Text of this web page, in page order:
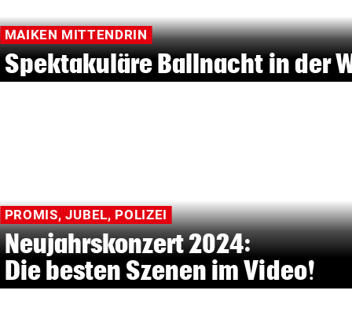
MAIKEN MITTENDRIN
Spektakuläre Ballnacht in der
PROMIS, JUBEL, POLIZEI
Neujahrskonzert 2024:
Die besten Szenen im Video!